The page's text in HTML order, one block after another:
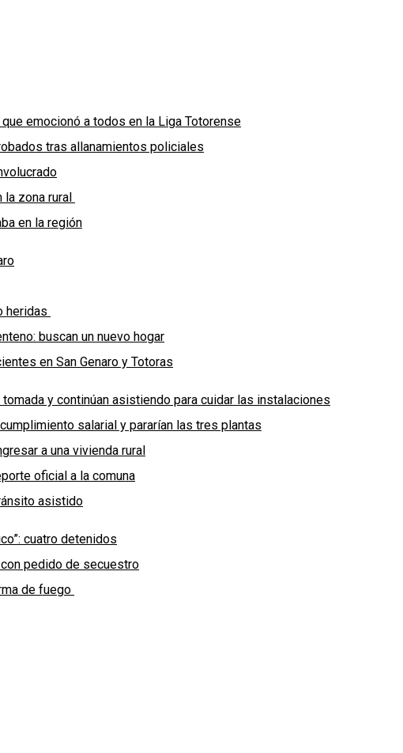
emocionó a todos en la Liga Totorense
tras allanamientos policiales
la zona rural
en la región
heridas
buscan un nuevo hogar
en San Genaro y Totoras
y continúan asistiendo para cuidar las instalaciones
salarial y pararían las tres plantas
a una vivienda rural
oficial a la comuna
asistido
cuatro detenidos
pedido de secuestro
de fuego